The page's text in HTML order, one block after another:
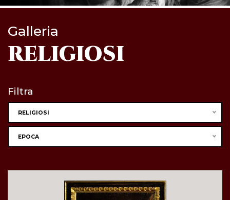
Galleria
RELIGIOSI
Filtra
RELIGIOSI
EPOCA